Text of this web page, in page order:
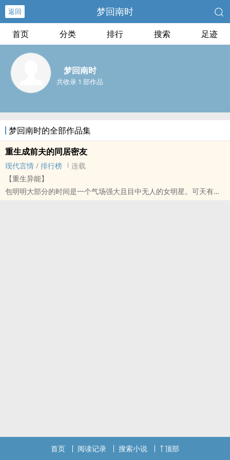
返回 梦回南时
首页 分类 排行 搜索 足迹
梦回南时
共收录 1 部作品
梦回南时的全部作品集
重生成前夫的同居密友
现代言情 / 排行榜
连载
【重生异能】
包明明大部分的时间是一个气场强大且目中无人的女明星。可天有不
首页 阅读记录 搜索小说 顶部